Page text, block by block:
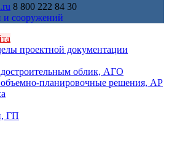
8 800 222 84 30
и сооружений
проектной документации
облик, АГО
планировочные решения, АР
ГП